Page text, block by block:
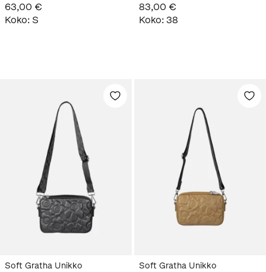
63,00 €
Koko: S
83,00 €
Koko: 38
Soft Gratha Unikko
Soft Gratha Unikko